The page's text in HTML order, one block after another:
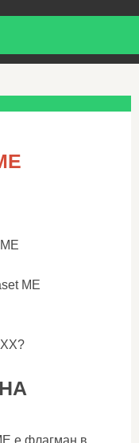
ME
е флагман в